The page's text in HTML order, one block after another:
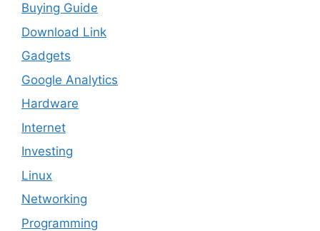
Buying Guide
Download Link
Gadgets
Google Analytics
Hardware
Internet
Investing
Linux
Networking
Programming